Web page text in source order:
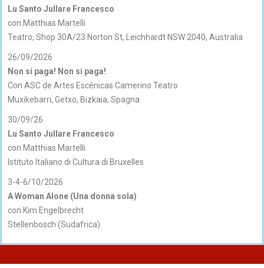
Lu Santo Jullare Francesco
con Matthias Martelli
Teatro, Shop 30A/23 Norton St, Leichhardt NSW 2040, Australia
26/09/2026
Non si paga! Non si paga!
Con ASC de Artes Escénicas Camerino Teatro
Muxikebarri, Getxo, Bizkaia, Spagna
30/09/26
Lu Santo Jullare Francesco
con Matthias Martelli
Istituto Italiano di Cultura di Bruxelles
3-4-6/10/2026
A Woman Alone (Una donna sola)
con Kim Engelbrecht
Stellenbosch (Sudafrica)